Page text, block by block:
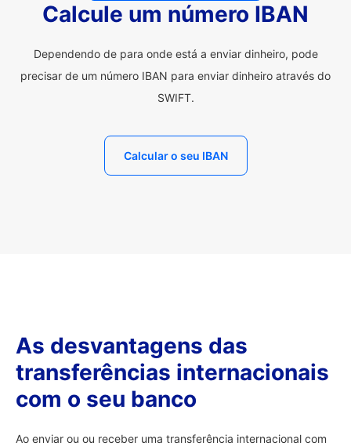
Calcule um número IBAN
Dependendo de para onde está a enviar dinheiro, pode
precisar de um número IBAN para enviar dinheiro através do
SWIFT.
Calcular o seu IBAN
As desvantagens das
transferências internacionais
com o seu banco
Ao enviar ou ou receber uma transferência internacional com